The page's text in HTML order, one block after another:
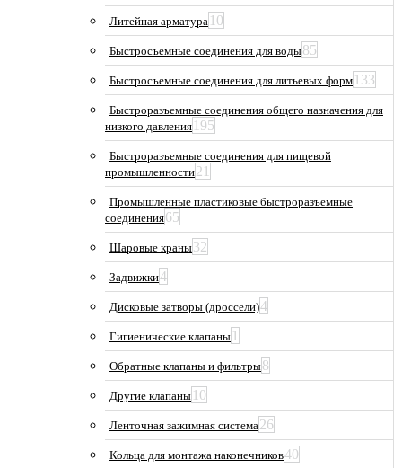
Литейная арматура 10
Быстросъемные соединения для воды85
Быстросъемные соединения для литьевых форм 133
Быстроразъемные соединения общего назначения для
низкого давления 195
Быстроразъемные соединения для пищевой
промышленности21
Промышленные пластиковые быстроразъемные
соединения65
Шаровые краны32
Задвижки4
Дисковые затворы (дроссели)4
Гигиенические клапаны 1
Обратные клапаны и фильтры8
Другие клапаны 10
Ленточная зажимная система26
Кольца для монтажа наконечников40